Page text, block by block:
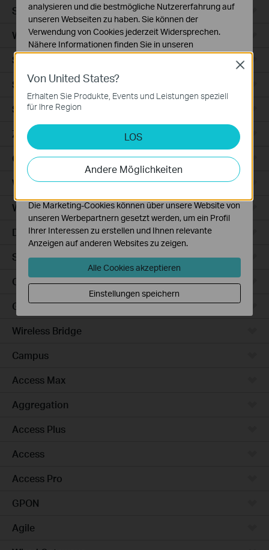
Smart Sensors
WLAN-Repeater+
Smartes Thermostat
Smart Hub
Saugroboter
Zubehör für Saugroboter
Ceiling Mount
WiFi
Wall Plate
Desktop
Switches
Outdoor
Gateways
Wireless Bridge
Campus
Access Max
Aggregation
Access Plus
Access
Access Pro
GPON
Agile
Von United States?
Erhalten Sie Produkte, Events und Leistungen speziell
für Ihre Region
LOS
Andere Möglichkeiten
Close
analysieren und die bestmögliche Nutzererfahrung auf
unseren Webseiten zu haben. Sie können der
Verwendung von Cookies jederzeit Widersprechen.
Nähere Informationen finden Sie in unseren
Datenschutzhinweisen.
Notwendige Cookies
Diese Cookies sind zur Funktion der Website
erforderlich und können in Ihren Systemen nicht
Analyse- und Marketing-Cookies
Analyse-Cookies ermöglichen es uns, Ihre Aktivitäten
auf unserer Website zu analysieren, um die
Funktionsweise unserer Website zu verbessern und
Die Marketing-Cookies können über unsere Website von
unseren Werbepartnern gesetzt werden, um ein Profil
Ihrer Interessen zu erstellen und Ihnen relevante
Anzeigen auf anderen Websites zu zeigen.
Alle Cookies akzeptieren
Einstellungen speichern